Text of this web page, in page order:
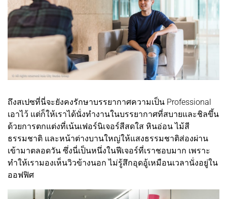
ถึงสเปซที่นี่จะยังคงรักษาบรรยากาศความเป็น Professional
เอาไว้ แต่ก็ให้เราได้นั่งทำงานในบรรยากาศที่สบายและชิลขึ้น
ด้วยการตกแต่งที่เน้นเฟอร์นิเจอร์สีสดใส หินอ่อน ไม้สี
ธรรมชาติ และหน้าต่างบานใหญ่ให้แสงธรรมชาติส่องผ่าน
เข้ามาตลอดวัน ซึ่งนี่เป็นหนึ่งในฟีเจอร์ที่เราชอบมาก เพราะ
ทำให้เรามองเห็นวิวข้างนอก ไม่รู้สึกอุดอู้เหมือนเวลานั่งอยู่ใน
ออฟฟิศ